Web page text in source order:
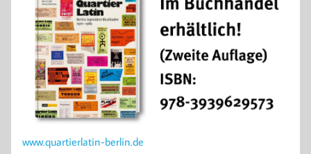
www.quartierlatin-berlin.de